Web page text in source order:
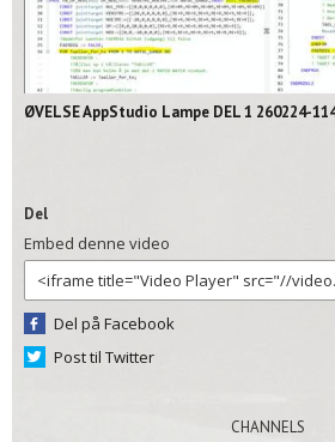
ØVELSE AppStudio Lampe DEL 1 260224-
Del
Embed denne video
Del på Facebook
Post til Twitter
CHANNELS